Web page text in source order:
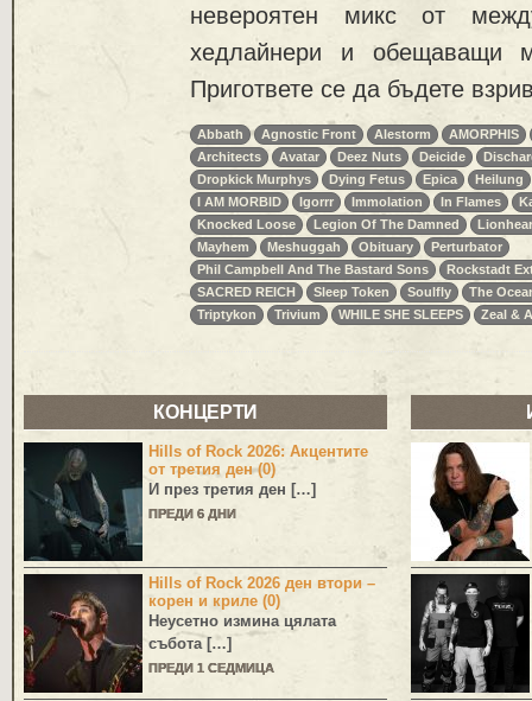
невероятен микс от
хедлайнери и обещаващи
Пригответе се да бъдете
Abbath Agnostic Front Alestorm
AMORPHIS
Architects
Avatar Deez Nuts Deicide
Dropkick Murphys
Dying Fetus Epica
Heilung
I AM MORBID
Igorrr Immolation In Flames
Knocked Loose
Legion Of The Damned
Mayhem
Meshuggah Obituary
Perturbator
Phil Campbell And The Bastard Sons
Rockstadt
SACRED REICH
Sleep Token Soulfly
The
Triptykon
Trivium WHILE SHE SLEEPS Zeal &
КОНЦЕРТИ
Hills of Rock 2026: Акцентите
от третия ден (0)
И през третия ден […]
ПРЕДИ 6 ДНИ
Hills of Rock 2026 ден втори –
корен и криле (0)
Неусетно измина цялата
събота […]
ПРЕДИ 1 СЕДМИЦА